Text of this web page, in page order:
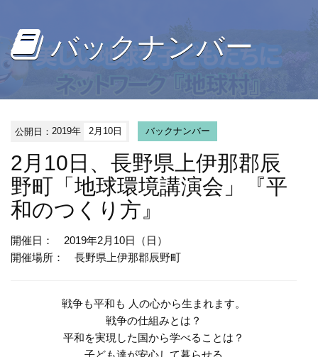
バックナンバー
公開日：2019年 2月10日 バックナンバー
2月10日、長野県上伊那郡辰
野町「地球環境講演会」『平
和のつくり方』
開催日： 2019年2月10日（日）
開催場所： 長野県上伊那郡辰野町
戦争も平和も 人の心から生まれます。
戦争の仕組みとは？
平和を実現した国から学べることは？